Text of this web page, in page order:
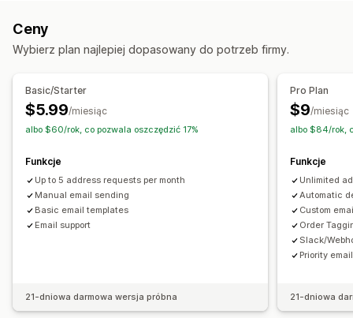
Ceny
Wybierz plan najlepiej dopasowany do potrzeb firmy.
Basic/Starter
$5.99/miesiąc
albo $60/rok, co pozwala oszczędzić 17%
Funkcje
Up to 5 address requests per month
Manual email sending
Basic email templates
Email support
21-dniowa darmowa wersja próbna
Pro Plan
$9/miesiąc
albo $84/rok,
Funkcje
Unlimited
Automatic
Custom
Order
Slack/
Priority
21-dniowa